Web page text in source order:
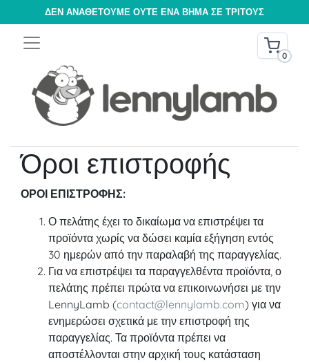
ΔΕΝ ΑΝΑΘΈΤΟΥΜΕ ΟΎΤΕ ΈΝΑ ΒΉΜΑ ΣΕ ΤΡΊΤΟΥΣ
0
Όροι επιστροφής
ΟΡΟΙ ΕΠΙΣΤΡΟΦΗΣ:
Ο πελάτης έχει το δικαίωμα να επιστρέψει τα
προϊόντα χωρίς να δώσει καμία εξήγηση εντός
30 ημερών από την παραλαβή της παραγγελίας.
Για να επιστρέψει τα παραγγελθέντα προϊόντα, ο
πελάτης πρέπει πρώτα να επικοινωνήσει με την
LennyLamb (contact@lennylamb.com) για να
ενημερώσει σχετικά με την επιστροφή της
παραγγελίας. Τα προϊόντα πρέπει να
αποστέλλονται στην αρχική τους κατάσταση